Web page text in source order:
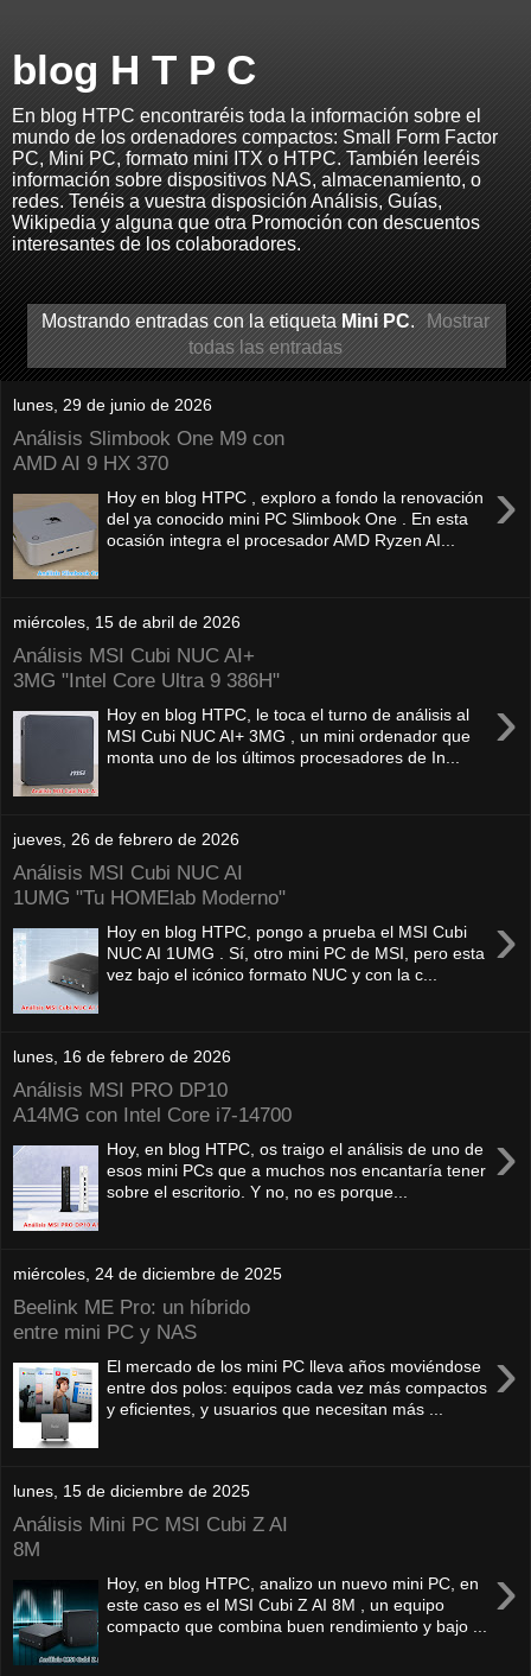
blog H T P C
En blog HTPC encontraréis toda la información sobre el
mundo de los ordenadores compactos: Small Form Factor
PC, Mini PC, formato mini ITX o HTPC. También leeréis
información sobre dispositivos NAS, almacenamiento, o
redes. Tenéis a vuestra disposición Análisis, Guías,
Wikipedia y alguna que otra Promoción con descuentos
interesantes de los colaboradores.
Mostrando entradas con la etiquetaMini PC. Mostrar
todas las entradas
lunes, 29 de junio de 2026
Análisis Slimbook One M9 con
AMD AI 9 HX 370
›
Hoy en blog HTPC , exploro a fondo la renovación
del ya conocido mini PC Slimbook One . En esta
ocasión integra el procesador AMD Ryzen AI...
miércoles, 15 de abril de 2026
Análisis MSI Cubi NUC AI+
3MG "Intel Core Ultra 9 386H"
›
Hoy en blog HTPC, le toca el turno de análisis al
MSI Cubi NUC AI+ 3MG , un mini ordenador que
monta uno de los últimos procesadores de In...
jueves, 26 de febrero de 2026
Análisis MSI Cubi NUC AI
1UMG "Tu HOMElab Moderno"
›
Hoy en blog HTPC, pongo a prueba el MSI Cubi
NUC AI 1UMG . Sí, otro mini PC de MSI, pero esta
vez bajo el icónico formato NUC y con la c...
lunes, 16 de febrero de 2026
Análisis MSI PRO DP10
A14MG con Intel Core i7-14700
›
Hoy, en blog HTPC, os traigo el análisis de uno de
esos mini PCs que a muchos nos encantaría tener
sobre el escritorio. Y no, no es porque...
miércoles, 24 de diciembre de 2025
Beelink ME Pro: un híbrido
entre mini PC y NAS
›
El mercado de los mini PC lleva años moviéndose
entre dos polos: equipos cada vez más compactos
y eficientes, y usuarios que necesitan más ...
lunes, 15 de diciembre de 2025
Análisis Mini PC MSI Cubi Z AI
8M
›
Hoy, en blog HTPC, analizo un nuevo mini PC, en
este caso es el MSI Cubi Z AI 8M , un equipo
compacto que combina buen rendimiento y bajo ...